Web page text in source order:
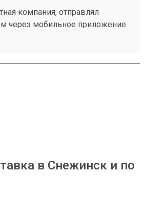
компания, отправлял
через мобильное приложение
в Снежинск и по